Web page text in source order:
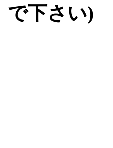
で下さい)